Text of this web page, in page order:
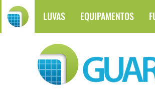
LUVAS EQUIPAMENTOS